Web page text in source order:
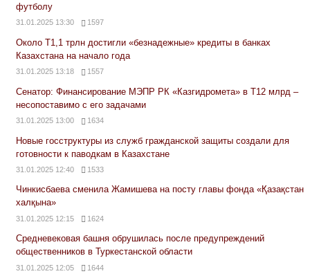
футболу
31.01.2025 13:30 1597
Около Т1,1 трлн достигли «безнадежные» кредиты в банках
Казахстана на начало года
31.01.2025 13:18 1557
Сенатор: Финансирование МЭПР РК «Казгидромета» в Т12 млрд –
несопоставимо с его задачами
31.01.2025 13:00 1634
Новые госструктуры из служб гражданской защиты создали для
готовности к паводкам в Казахстане
31.01.2025 12:40 1533
Чинкисбаева сменила Жамишева на посту главы фонда «Қазақстан
халқына»
31.01.2025 12:15 1624
Средневековая башня обрушилась после предупреждений
общественников в Туркестанской области
31.01.2025 12:05 1644